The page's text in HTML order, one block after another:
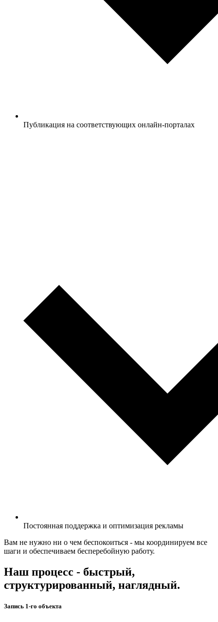
Публикация на соответствующих онлайн-порталах
Постоянная поддержка и оптимизация рекламы
Вам не нужно ни о чем беспокоиться - мы координируем все
шаги и обеспечиваем бесперебойную работу.
Наш процесс - быстрый,
структурированный, наглядный.
Запись 1-го объекта